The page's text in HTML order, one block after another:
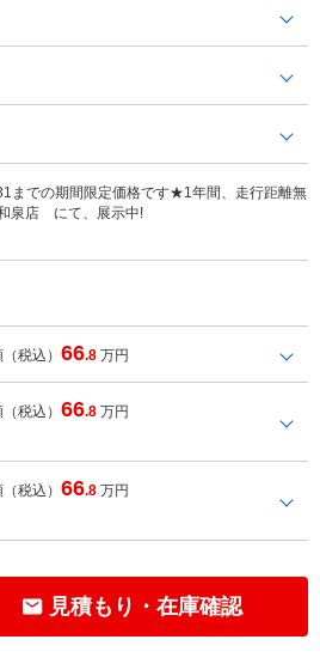
までの期間限定価格です★1年間、走行距離無
泉店 にて、展示中!
（税込）66.8 万円
（税込）66.8 万円
（税込）66.8 万円
見積もり・在庫確認